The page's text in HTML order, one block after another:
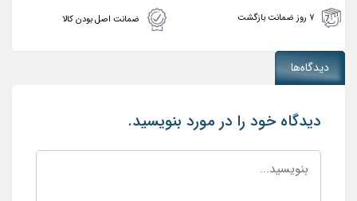
۷ روز ضمانت بازگشت ضمانت اصل بودن کالا
دیدگاه‌ها
دیدگاه خود را در مورد بنویسید.